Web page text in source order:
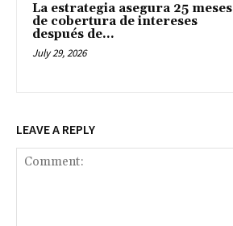
La estrategia asegura 25 meses
de cobertura de intereses
después de...
July 29, 2026
LEAVE A REPLY